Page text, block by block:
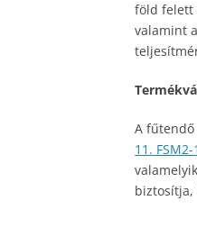
föld felett
valamint
A
11.
biztosítja,